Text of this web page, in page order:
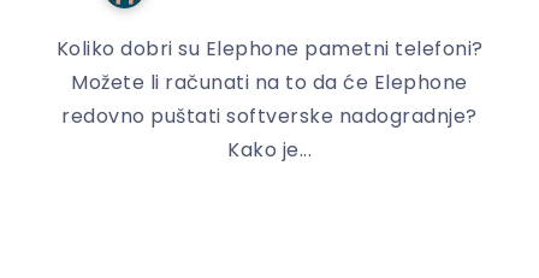
Koliko dobri su Elephone pametni telefoni?
Možete li računati na to da će Elephone
redovno puštati softverske nadogradnje?
Kako je...